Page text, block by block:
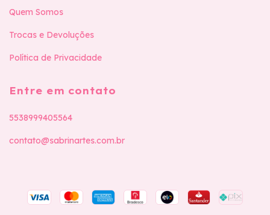
Quem Somos
Trocas e Devoluções
Política de Privacidade
Entre em contato
5538999405564
contato@sabrinartes.com.br